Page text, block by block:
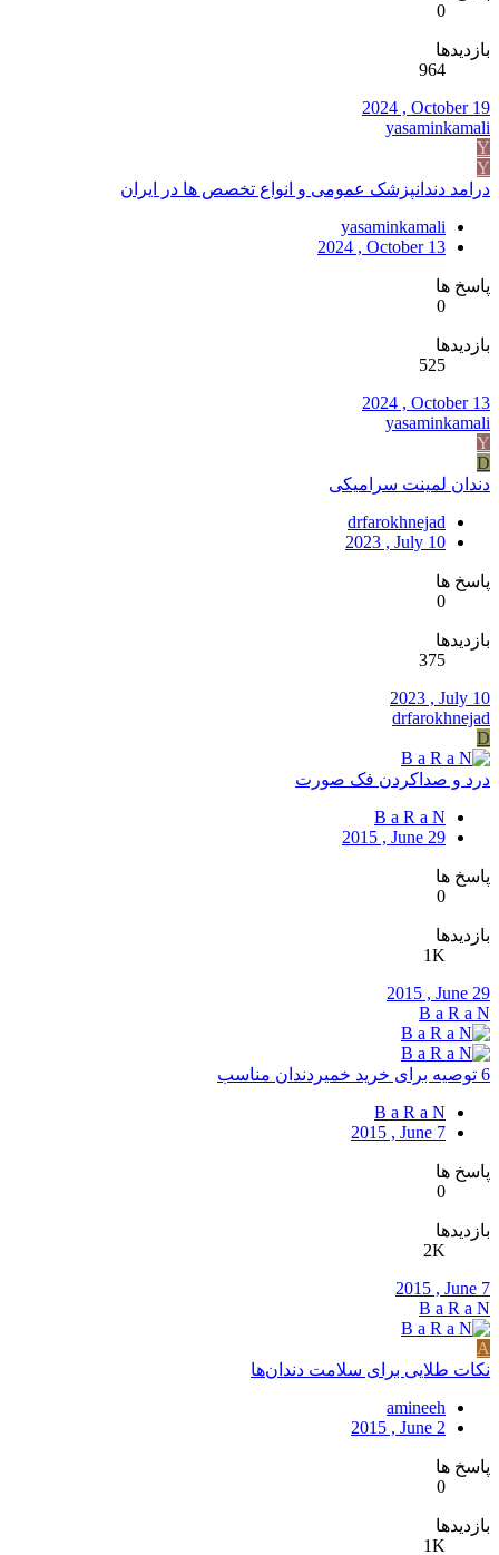
0
بازدیدها
964
2024 , October 19
yasaminkamali
Y
Y
درامد دندانپزشک عمومی و انواع تخصص ها در ایران
yasaminkamali
2024 , October 13
پاسخ ها
0
بازدیدها
525
2024 , October 13
yasaminkamali
Y
D
دندان لمینت سرامیکی
drfarokhnejad
2023 , July 10
پاسخ ها
0
بازدیدها
375
2023 , July 10
drfarokhnejad
D
درد و صداکردن فک صورت
B a R a N
2015 , June 29
پاسخ ها
0
بازدیدها
1K
2015 , June 29
B a R a N
6 توصیه برای خرید خمیردندان مناسب
B a R a N
2015 , June 7
پاسخ ها
0
بازدیدها
2K
2015 , June 7
B a R a N
A
نکات طلایی برای سلامت دندان‌ها
amineeh
2015 , June 2
پاسخ ها
0
بازدیدها
1K